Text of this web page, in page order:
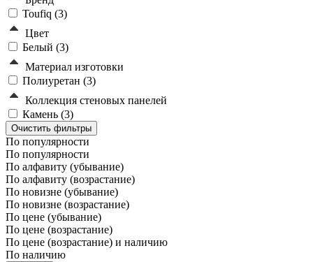
Toufiq (3)
Цвет
Белый (3)
Материал изготовки
Полиуретан (3)
Коллекция стеновых панелей
Камень (3)
По популярности
По популярности
По алфавиту (убывание)
По алфавиту (возрастание)
По новизне (убывание)
По новизне (возрастание)
По цене (убывание)
По цене (возрастание)
По цене (возрастание) и наличию
По наличию